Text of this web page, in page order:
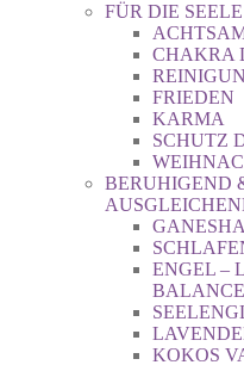
FÜR DIE SEELE
CHAKRA
FRIEDEN
KARMA
SCHUTZ
BERUHIGEND
GANESHA
ENGEL –
BALANCE
KOKOS